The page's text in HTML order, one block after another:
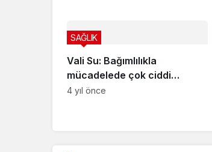
Vali Su: Bağımlılıkla
mücadelede çok ciddi
çalışmalar yapıyoruz
SAĞLIK
4 yıl önce